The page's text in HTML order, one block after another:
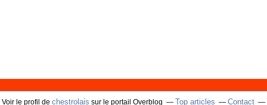
Voir le profil de chestrolais sur le portail Overblog Top articles Contact